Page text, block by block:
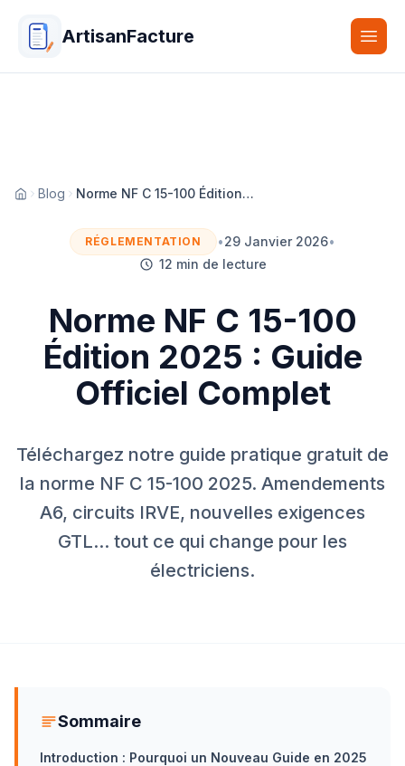
ArtisanFacture
Accueil
Blog Norme NF C 15-100 Édition 2025 : Guide Officiel Complet
RÉGLEMENTATION •29 Janvier 2026•
12 min de lecture
Norme NF C 15-100
Édition 2025 : Guide
Officiel Complet
Téléchargez notre guide pratique gratuit de
la norme NF C 15-100 2025. Amendements
A6, circuits IRVE, nouvelles exigences
GTL... tout ce qui change pour les
électriciens.
Sommaire
Introduction : Pourquoi un Nouveau Guide en 2025